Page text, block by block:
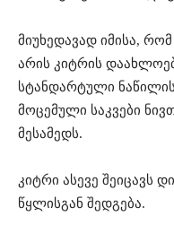
მიუხედავად იმისა,
არის კიტრის
სტანდარტული
მოცემული საკვები
მესამედს.
კიტრი ასევე შეიცავს
წყლისგან შედგება.